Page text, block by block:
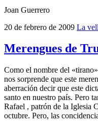
Joan Guerrero
20 de febrero de 2009 La
Merengues de
Como el nombre del
nos sorprende que este
aberración decir que este
santo en nuestro país. Pero
Rafael , patrón de la Iglesia
octubre. Pero, las